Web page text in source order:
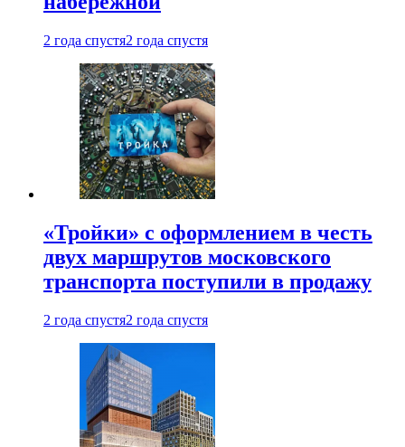
2 года спустя2 года спустя
«Тройки» с оформлением в честь
двух маршрутов московского
транспорта поступили в продажу
2 года спустя2 года спустя